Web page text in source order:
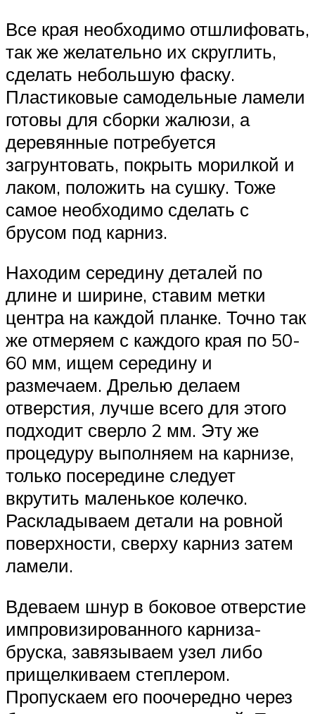
Все края необходимо отшлифовать,
так же желательно их скруглить,
сделать небольшую фаску.
Пластиковые самодельные ламели
готовы для сборки жалюзи, а
деревянные потребуется
загрунтовать, покрыть морилкой и
лаком, положить на сушку. Тоже
самое необходимо сделать с
брусом под карниз.
Находим середину деталей по
длине и ширине, ставим метки
центра на каждой планке. Точно так
же отмеряем с каждого края по 50-
60 мм, ищем середину и
размечаем. Дрелью делаем
отверстия, лучше всего для этого
подходит сверло 2 мм. Эту же
процедуру выполняем на карнизе,
только посередине следует
вкрутить маленькое колечко.
Раскладываем детали на ровной
поверхности, сверху карниз затем
ламели.
Вдеваем шнур в боковое отверстие
импровизированного карниза-
бруска, завязываем узел либо
прищелкиваем степлером.
Пропускаем его поочередно через